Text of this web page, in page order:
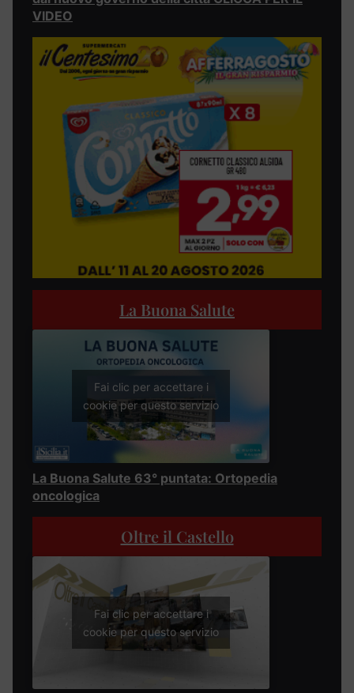
VIDEO
La Buona Salute
Fai clic per accettare i
cookie per questo servizio
La Buona Salute 63° puntata: Ortopedia
oncologica
Oltre il Castello
Fai clic per accettare i
cookie per questo servizio